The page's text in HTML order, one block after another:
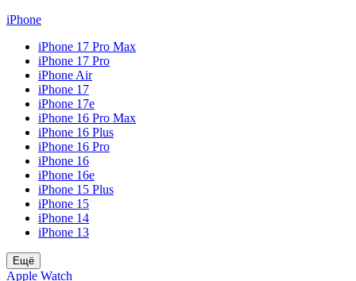
iPhone
iPhone 17 Pro Max
iPhone 17 Pro
iPhone Air
iPhone 17
iPhone 17e
iPhone 16 Pro Max
iPhone 16 Plus
iPhone 16 Pro
iPhone 16
iPhone 16e
iPhone 15 Plus
iPhone 15
iPhone 14
iPhone 13
Ещё
Apple Watch